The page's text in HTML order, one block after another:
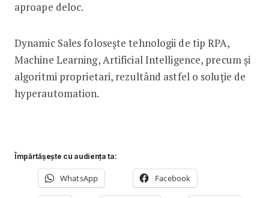
aproape deloc.
Dynamic Sales folosește tehnologii de tip RPA,
Machine Learning, Artificial Intelligence, precum și
algoritmi proprietari, rezultând astfel o soluție de
hyperautomation.
Împărtășește cu audiența ta:
WhatsApp Facebook